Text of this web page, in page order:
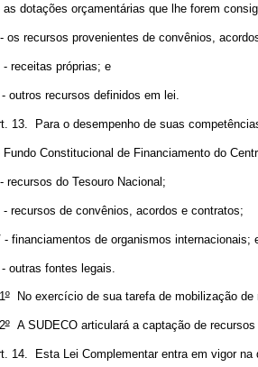
as dotações orçamentárias que lhe forem
os recursos provenientes de convênios,
- receitas próprias; e
definidos em lei.
13. Para o desempenho de suas
Fundo Constitucional de Financiamento do
recursos do Tesouro Nacional;
- recursos de convênios, acordos e contratos;
- financiamentos de organismos internacionais;
outras fontes legais.
ºNo exercício de sua tarefa de mobilização de
ºA SUDECO articulará a captação de recursos
14. Esta Lei Complementar entra em vigor na